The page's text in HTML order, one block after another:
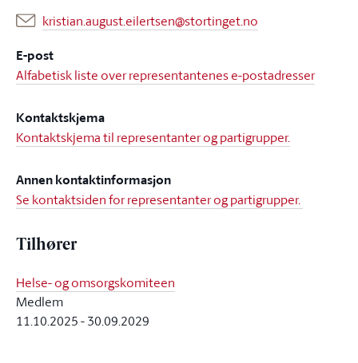
kristian.august.eilertsen@stortinget.no
E-post
Alfabetisk liste over representantenes e-postadresser
Kontaktskjema
Kontaktskjema til representanter og partigrupper.
Annen kontaktinformasjon
Se kontaktsiden for representanter og partigrupper.
Tilhører
Helse- og omsorgskomiteen
Medlem
11.10.2025-30.09.2029